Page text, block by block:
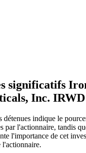
significatifs
Inc. IRWD
détenues indique le
par l'actionnaire, tandis
l'importance de cet
l'actionnaire.